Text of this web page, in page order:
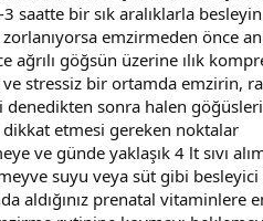
saatte bir sık aralıklarla
emzirmeden önce
ağrılı göğsün üzerine ılık
stressiz bir ortamda emzirin,
denedikten sonra halen
etmesi gereken noktalar
ve günde yaklaşık 4 lt sıvı
suyu veya süt gibi
aldığınız prenatal